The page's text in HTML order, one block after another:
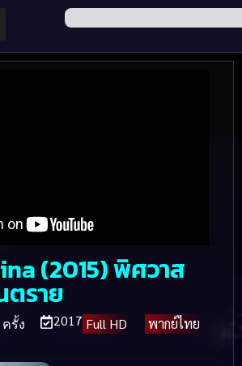
(2015) พิศวาส
ราย
รั้ง 2017 Full HD พากย์ไทย